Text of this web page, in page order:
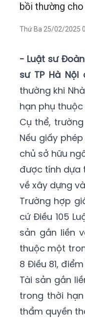
bồi thường
Thứ Ba 25/02/2025
- Luật sư
sư TP Hà Nội
thường khi
hạn phụ
Cụ thể,
Nếu giấy
chủ sở hữu
được tính dựa
về xây dựng
Trường hợp
cứ Điều 105
sản gắn liền
thuộc một
8 Điều 81,
Tài sản gắn
trong thời
thẩm quyền